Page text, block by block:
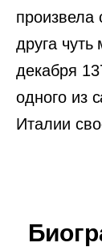
произвела
друга
декабря
одного из
Италии